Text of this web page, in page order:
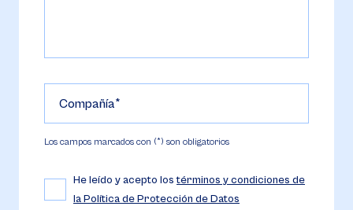
Compañía
Los campos marcados con (*) son obligatorios
He leído y acepto lostérminos y condiciones de
la Política de Protección de Datos